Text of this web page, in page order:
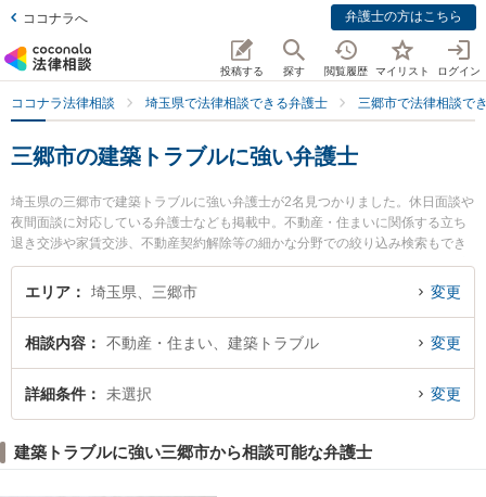
ココナラへ 弁護士の方はこちら
投稿する 探す 閲覧履歴 マイリスト ログイン
ココナラ法律相談 埼玉県で法律相談できる弁護士 三郷市で法律相談で
三郷市の建築トラブルに強い弁護士
埼玉県の三郷市で建築トラブルに強い弁護士が2名見つかりました。休日面談や
夜間面談に対応している弁護士なども掲載中。不動産・住まいに関係する立ち
退き交渉や家賃交渉、不動産契約解除等の細かな分野での絞り込み検索もでき
便利です。特に三郷中央法律事務所の須賀 翼弁護士やみさと法律事務所の吉廣
慶子弁護士のプロフィール情報や弁護士費用、強みなどが注目されています。
したい』『初回相談無料で建築トラブルを法律相談できる三郷市内の弁護士に
相談予約したい』などでお困りの相談者さんにおすすめです。
エリア 埼玉県、三郷市 変更
相談内容 不動産・住まい、建築トラブル 変更
詳細条件 未選択 変更
建築トラブルに強い三郷市から相談可能な弁護士